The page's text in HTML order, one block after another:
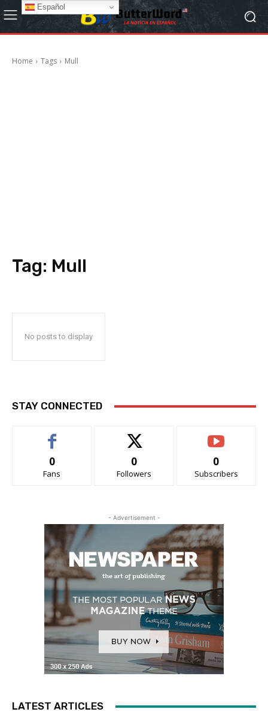
Home Tags Mull
Tag: Mull
No posts to display
STAY CONNECTED
0
Fans
0
Followers
0
Subscribers
- Advertisement -
LATEST ARTICLES
Español